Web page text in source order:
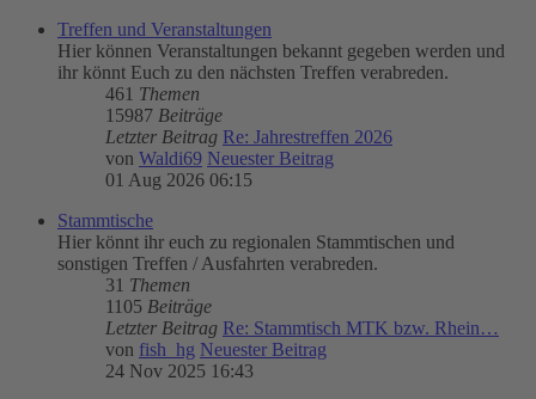
Treffen und Veranstaltungen
Hier können Veranstaltungen bekannt gegeben werden und
ihr könnt Euch zu den nächsten Treffen verabreden.
461 Themen
15987 Beiträge
Letzter Beitrag Re: Jahrestreffen 2026
von Waldi69 Neuester Beitrag
01 Aug 2026 06:15
Stammtische
Hier könnt ihr euch zu regionalen Stammtischen und
sonstigen Treffen / Ausfahrten verabreden.
31 Themen
1105 Beiträge
Letzter Beitrag Re: Stammtisch MTK bzw. Rhein…
von fish_hg Neuester Beitrag
24 Nov 2025 16:43